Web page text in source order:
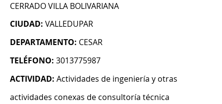
CERRADO VILLA BOLIVARIANA
CIUDAD: VALLEDUPAR
DEPARTAMENTO: CESAR
TELÉFONO: 3013775987
ACTIVIDAD: Actividades de ingeniería y otras
actividades conexas de consultoría técnica